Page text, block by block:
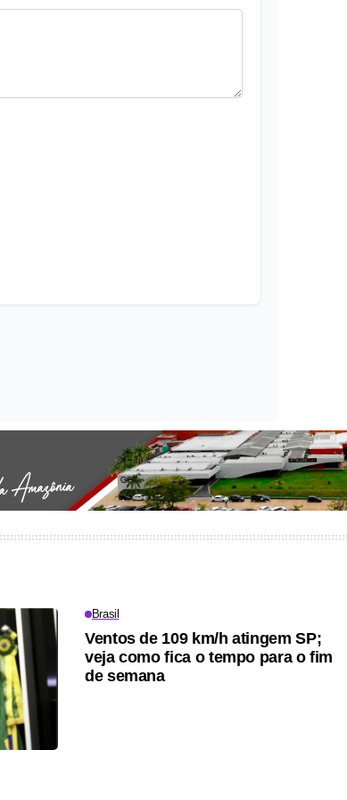
Brasil
Ventos de 109 km/h atingem SP;
veja como fica o tempo para o fim
de semana